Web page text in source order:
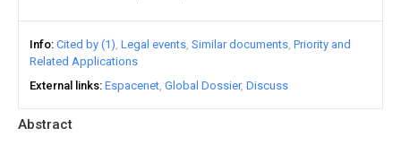
Abstract
Info Cited by (1) Legal events Similar documents Priority and
Related Applications
External links Espacenet Global Dossier Discuss